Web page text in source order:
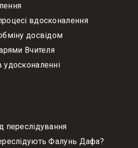
вдосконалення
досвідом
Вчителя
переслідування
Фалунь Дафа?